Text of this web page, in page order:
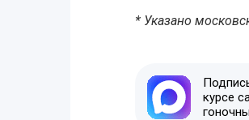
* Указано
курсе